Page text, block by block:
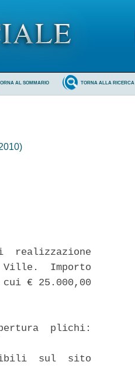
TORNA ALLA RICERCA
AL SOMMARIO
realizzazione
Ville.  Importo
€ 25.000,00
plichi:
sul  sito